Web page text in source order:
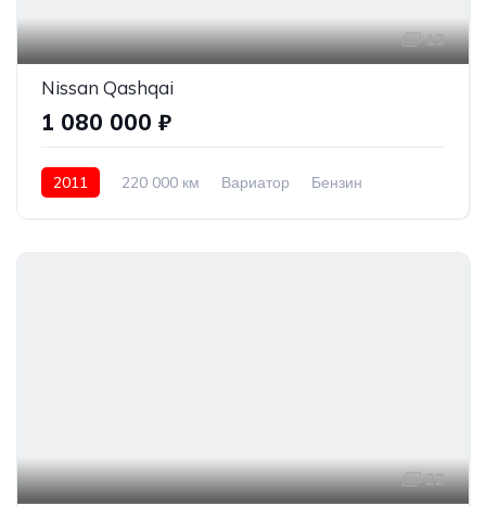
13
Nissan Qashqai
1 080 000 ₽
2011 220 000 км Вариатор
Бензин
22